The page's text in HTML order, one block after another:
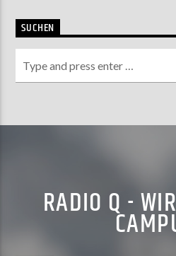
SUCHEN
RADIO Q -